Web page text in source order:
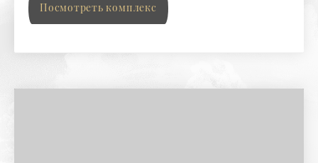
Посмотреть комплекс